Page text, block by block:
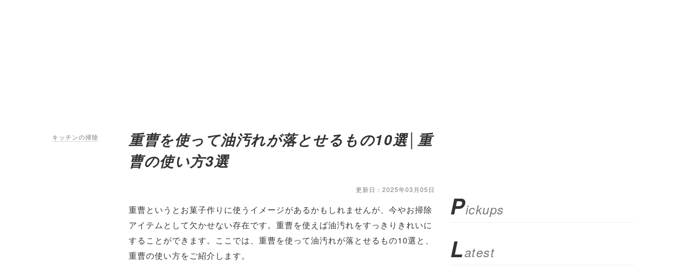
キッチンの掃除
重曹を使って油汚れが落とせるもの10選│重
曹の使い方3選
更新日：2025年03月05日
重曹というとお菓子作りに使うイメージがあるかもしれませんが、今やお掃除
アイテムとして欠かせない存在です。重曹を使えば油汚れをすっきりきれいに
することができます。ここでは、重曹を使って油汚れが落とせるもの10選と、
重曹の使い方をご紹介します。
Pickups
Latest